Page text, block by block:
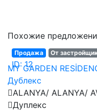
Похожие
Продажа От
ID: 12
MY GARDEN
Дублекс
ALANYA/ ALANYA/
Дуплекс